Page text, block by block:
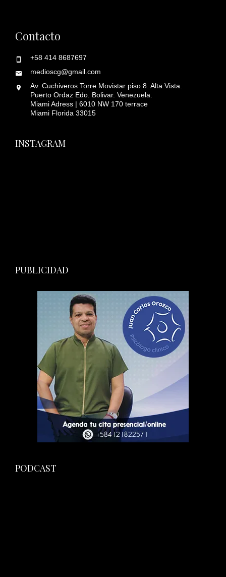
Contacto
+58 414 8687697
medioscg@gmail.com
Av. Cuchiveros Torre Movistar piso 8. Alta Vista.
Puerto Ordaz Edo. Bolivar. Venezuela.
Miami Adress | 6010 NW 170 terrace
Miami Florida 33015
INSTAGRAM
PUBLICIDAD
PODCAST